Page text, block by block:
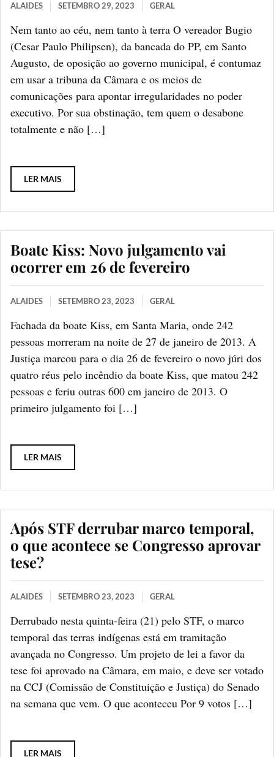
ALAIDES SETEMBRO 29, 2023 GERAL
Nem tanto ao céu, nem tanto à terra O vereador Bugio
(Cesar Paulo Philipsen), da bancada do PP, em Santo
Augusto, de oposição ao governo municipal, é contumaz
em usar a tribuna da Câmara e os meios de
comunicações para apontar irregularidades no poder
executivo. Por sua obstinação, tem quem o desabone
totalmente e não […]
LER MAIS
Boate Kiss: Novo julgamento vai
ocorrer em 26 de fevereiro
ALAIDES SETEMBRO 23, 2023 GERAL
Fachada da boate Kiss, em Santa Maria, onde 242
pessoas morreram na noite de 27 de janeiro de 2013. A
Justiça marcou para o dia 26 de fevereiro o novo júri dos
quatro réus pelo incêndio da boate Kiss, que matou 242
pessoas e feriu outras 600 em janeiro de 2013. ​​O
primeiro julgamento foi […]
LER MAIS
Após STF derrubar marco temporal,
o que acontece se Congresso aprovar
tese?
ALAIDES SETEMBRO 23, 2023 GERAL
Derrubado nesta quinta-feira (21) pelo STF, o marco
temporal das terras indígenas está em tramitação
avançada no Congresso. Um projeto de lei a favor da
tese foi aprovado na Câmara, em maio, e deve ser votado
na CCJ (Comissão de Constituição e Justiça) do Senado
na semana que vem. O que aconteceu Por 9 votos […]
LER MAIS